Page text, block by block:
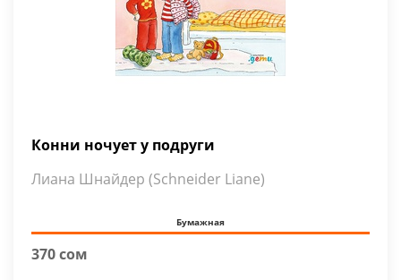
Конни ночует у подруги
Лиана Шнайдер (Schneider Liane)
Бумажная
370 сом